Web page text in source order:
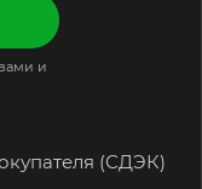
и
(СДЭК)